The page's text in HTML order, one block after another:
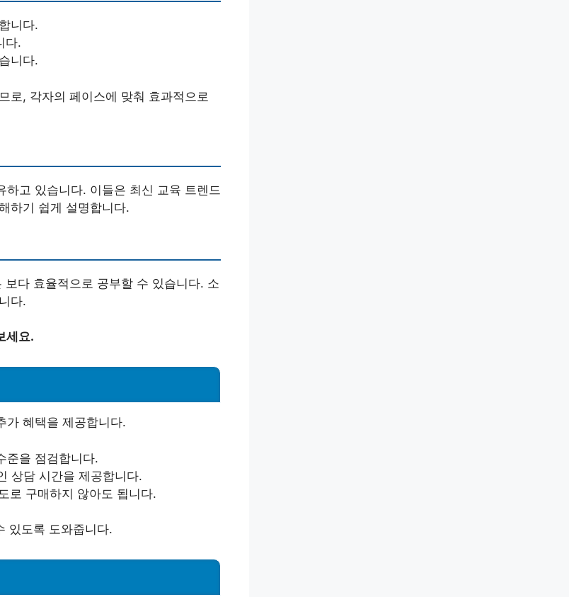
니다.
다.
니다.
로, 각자의 페이스에 맞춰 효과적으로
고 있습니다. 이들은 최신 교육 트렌드
하기 쉽게 설명합니다.
다 효율적으로 공부할 수 있습니다. 소
다.
세요.
가 혜택을 제공합니다.
준을 점검합니다.
상담 시간을 제공합니다.
로 구매하지 않아도 됩니다.
있도록 도와줍니다.